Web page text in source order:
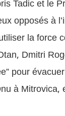
opposés à
la force
Dmitri
pour
à